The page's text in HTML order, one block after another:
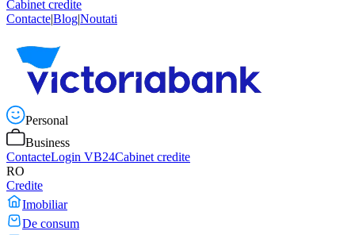
Cabinet credite
Contacte|Blog|Noutati
Personal
Business
ContacteLogin VB24Cabinet credite
RO
Credite
Imobiliar
De consum